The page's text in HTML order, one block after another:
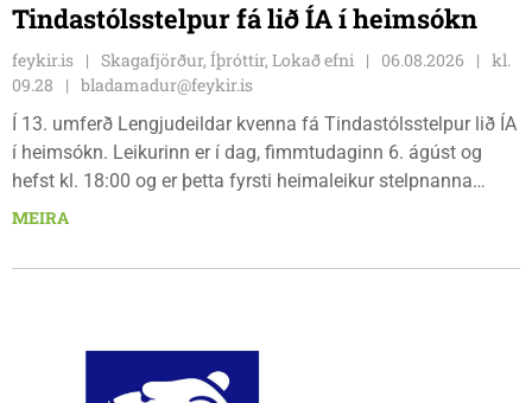
Tindastólsstelpur fá lið ÍA í heimsókn
feykir.is Skagafjörður, Íþróttir, Lokað efni 06.08.2026
kl.
09.28
bladamadur@feykir.is
Í 13. umferð Lengjudeildar kvenna fá Tindastólsstelpur lið ÍA
í heimsókn. Leikurinn er í dag, fimmtudaginn 6. ágúst og
hefst kl. 18:00 og er þetta fyrsti heimaleikur stelpnanna
síðan 18. júlí. Spáin fyrir leikinn er fín, lítil háttar rigning og
veðri og skella sér á völlinn.
MEIRA